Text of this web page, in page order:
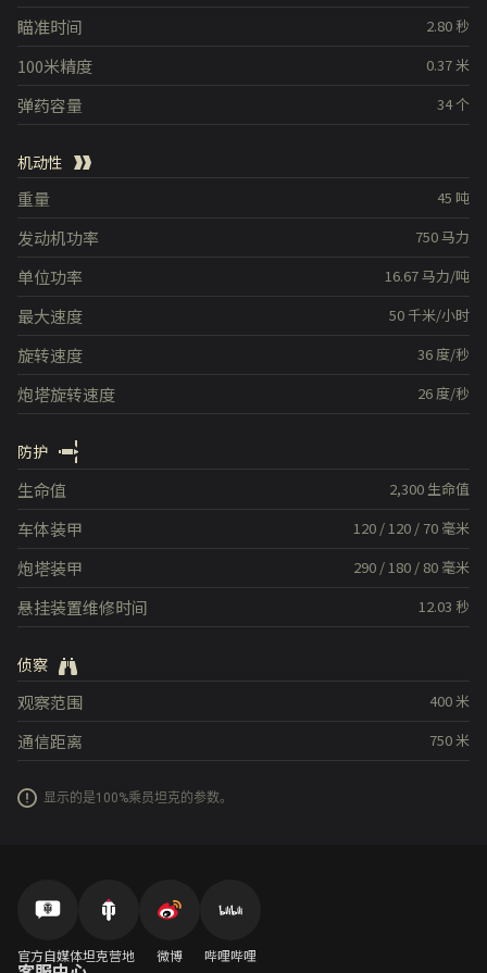
2.80 秒
瞄准时间
0.37米
100米精度
34个
弹药容量
机动性
45 吨
重量
750马力
发动机功率
16.67马力/吨
单位功率
50千米/小时
最大速度
36 度/秒
旋转速度
26 度/秒
炮塔旋转速度
防护
2,300 生命值
生命值
120 /120 / 70 毫米
车体装甲
290 /180 / 80 毫米
炮塔装甲
12.03 秒
悬挂装置维修时间
侦察
400米
观察范围
750米
通信距离
显示的是100%乘员坦克的参数。
官方自媒体坦克营地 微博 哔哩哔哩